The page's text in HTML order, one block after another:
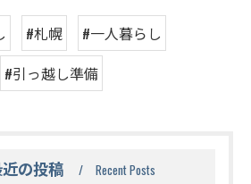
#札幌
#一人暮らし
#引っ越し準備
の投稿 Recent Posts